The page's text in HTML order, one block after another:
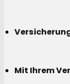
Mit Ihrem